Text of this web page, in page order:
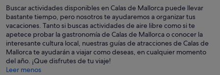
Buscar actividades disponibles en Calas de Mallorca puede llevar
bastante tiempo, pero nosotros te ayudaremos a organizar tus
vacaciones. Tanto si buscas actividades de aire libre como si te
apetece probar la gastronomía de Calas de Mallorca o conocer la
interesante cultura local, nuestras guías de atracciones de Calas de
Mallorca te ayudarán a viajar como deseas, en cualquier momento
del año. ¡Que disfrutes de tu viaje!
Leer menos